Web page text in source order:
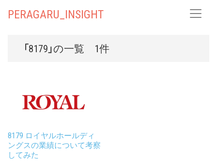
PERAGARU_INSIGHT
「8179」の一覧 1件
8179 ロイヤルホールディ
ングスの業績について考察
してみた